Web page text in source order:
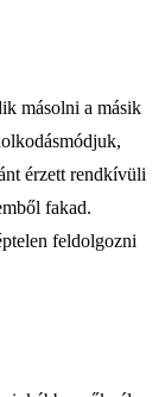
másolni a másik
érzett rendkívüli
fakad.
feldolgozni